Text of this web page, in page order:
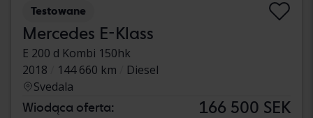
Testowane
Mercedes E-Klass
E 200 d Kombi 150hk
2018
144 660 km
Diesel
Svedala
Wiodąca oferta: 166 500 SEK